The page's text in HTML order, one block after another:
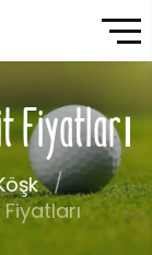
Fiyatları